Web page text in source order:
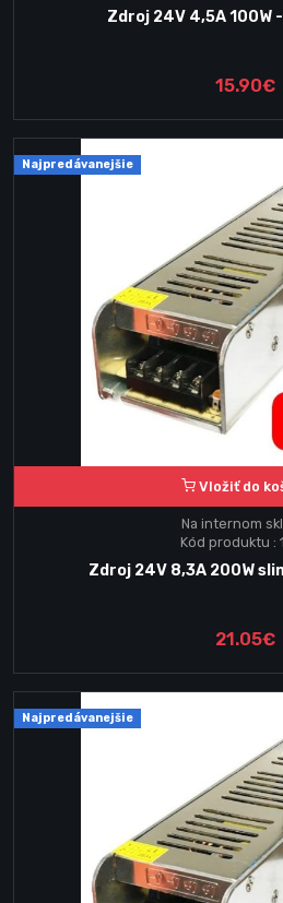
Zdroj 24V 4,5A 100W
15.90€
Najpredávanejšie
Vložiť do
Na internom
Kód produktu :
Zdroj 24V 8,3A 200W
21.05€
Najpredávanejšie